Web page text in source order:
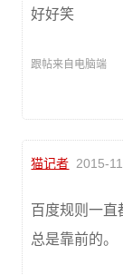
好好笑
跟帖来自电脑端
猫记者 2015-
百度规则一直
总是靠前的。